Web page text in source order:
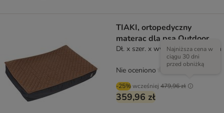
TIAKI, ortopedyczny
materac dla psa Outdoor
Dł. x szer. x wys.: 90 x 60 x 15 cm
-25%wcześniej 479,96 zł
Najniższa cena w
ciągu 30 dni
przed obniżką
359,96 zł
Nie oceniono